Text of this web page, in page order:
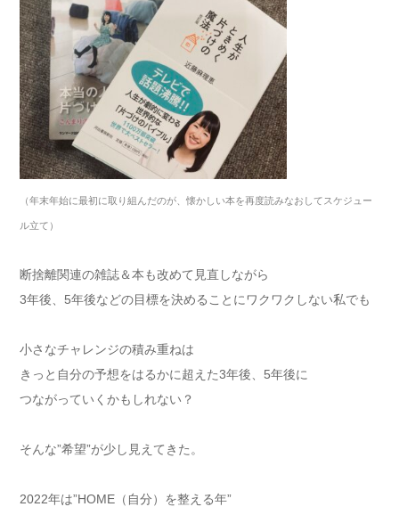
（年末年始に最初に取り組んだのが、懐かしい本を再度読みなおしてスケジュー
ル立て）
断捨離関連の雑誌＆本も改めて見直しながら
3年後、5年後などの目標を決めることにワクワクしない私でも
小さなチャレンジの積み重ねは
きっと自分の予想をはるかに超えた3年後、5年後に
つながっていくかもしれない？
そんな”希望”が少し見えてきた。
2022年は”HOME（自分）を整える年”